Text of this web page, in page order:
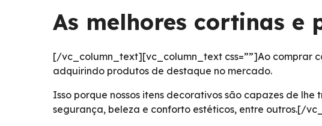
As melhores cortinas e
[/vc_column_text][vc_column_text css=””]Ao comprar
adquirindo produtos de destaque no mercado.
Isso porque nossos itens decorativos são capazes de
segurança, beleza e conforto estéticos, entre outros.[/